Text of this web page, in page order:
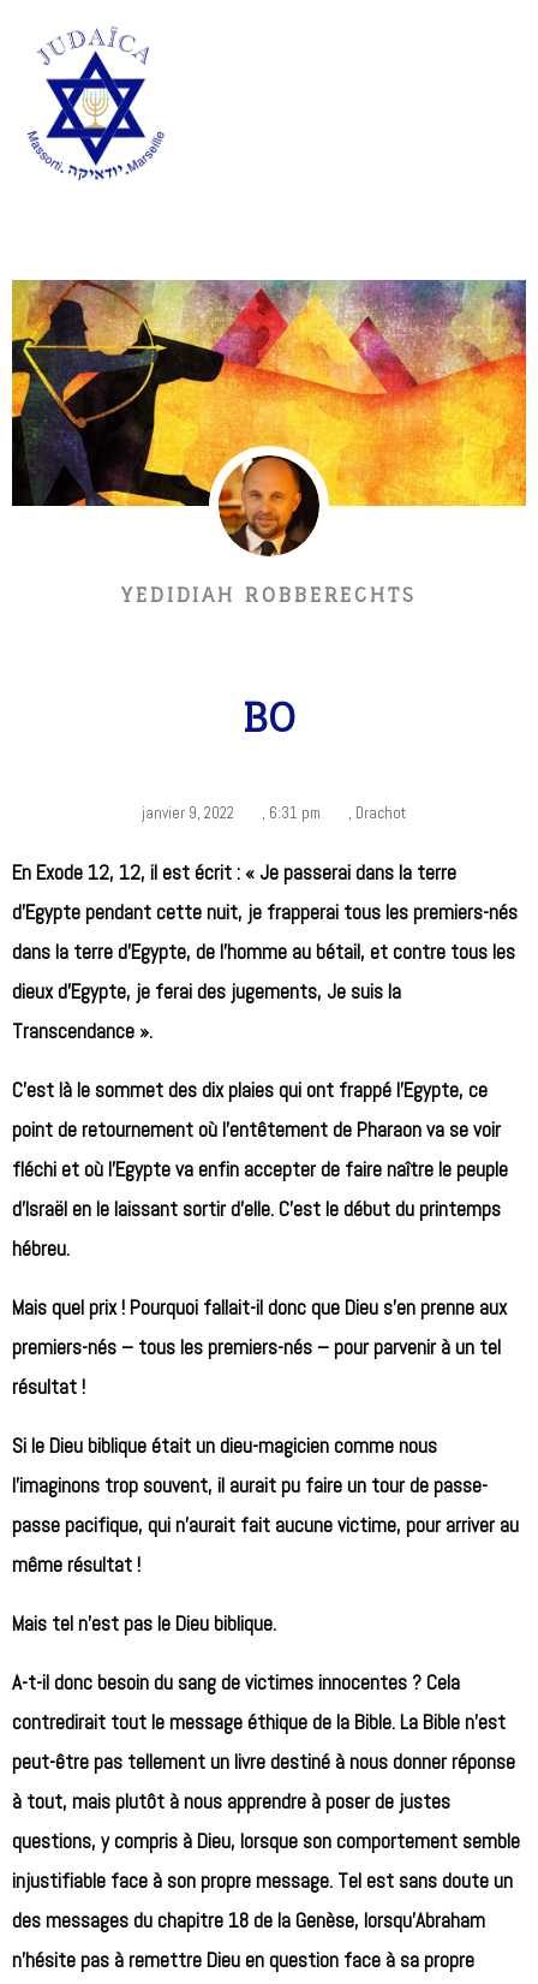
YEDIDIAH ROBBERECHTS
BO
janvier 9, 2022 , 6:31 pm , Drachot
En Exode 12, 12, il est écrit : « Je passerai dans la terre
d’Egypte pendant cette nuit, je frapperai tous les premiers-nés
dans la terre d’Egypte, de l’homme au bétail, et contre tous les
dieux d’Egypte, je ferai des jugements, Je suis la
Transcendance ».
C’est là le sommet des dix plaies qui ont frappé l’Egypte, ce
point de retournement où l’entêtement de Pharaon va se voir
fléchi et où l’Egypte va enfin accepter de faire naître le peuple
d’Israël en le laissant sortir d’elle. C’est le début du printemps
hébreu.
Mais quel prix ! Pourquoi fallait-il donc que Dieu s’en prenne aux
premiers-nés – tous les premiers-nés – pour parvenir à un tel
résultat !
Si le Dieu biblique était un dieu-magicien comme nous
l’imaginons trop souvent, il aurait pu faire un tour de passe-
passe pacifique, qui n’aurait fait aucune victime, pour arriver au
même résultat !
Mais tel n’est pas le Dieu biblique.
A-t-il donc besoin du sang de victimes innocentes ? Cela
contredirait tout le message éthique de la Bible. La Bible n’est
peut-être pas tellement un livre destiné à nous donner réponse
à tout, mais plutôt à nous apprendre à poser de justes
questions, y compris à Dieu, lorsque son comportement semble
injustifiable face à son propre message. Tel est sans doute un
des messages du chapitre 18 de la Genèse, lorsqu’Abraham
n’hésite pas à remettre Dieu en question face à sa propre